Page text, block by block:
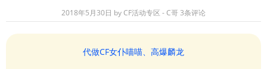
2018年5月30日 byCF活动专区 - C哥3条评论
代做CF女仆喵喵、高爆麟龙